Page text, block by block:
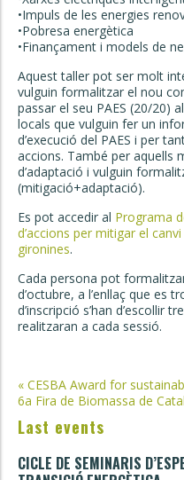
•Impuls de les energies
•Pobresa energètica
•Finançament i models de
Aquest taller pot ser molt
vulguin formalitzar el nou
passar el seu PAES (20/20)
locals que vulguin fer un
d’execució del PAES i per
accions. També per aquells
d’adaptació i vulguin
(mitigació+adaptació).
Es pot accedir al Programa
d’accions per mitigar el
gironines.
Cada persona pot
d’octubre, a l’enllaç que es
d’inscripció s’han d’escollir
realitzaran a cada sessió.
Post
navigation
« CESBA Award for
6a Fira de Biomassa de
Last events
CICLE DE SEMINARIS